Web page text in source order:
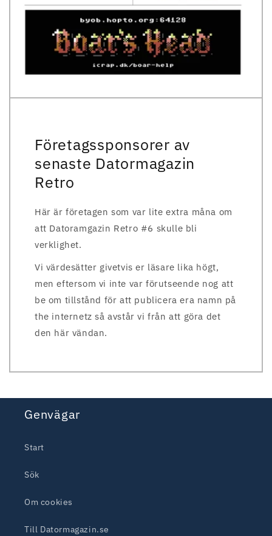
Företagssponsorer av
senaste Datormagazin
Retro
Här är företagen som var lite extra måna om
att Datoramgazin Retro #6 skulle bli
verklighet.
Vi värdesätter givetvis er läsare lika högt,
men eftersom vi inte var förutseende nog att
be om tillstånd för att publicera era namn på
the internetz så avstår vi från att göra det
den här vändan.
Genvägar
Start
Sök
Om cookies
Till Datormagazin.se